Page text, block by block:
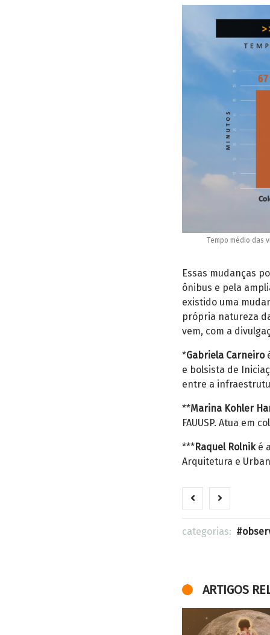
Tempo médio das
Essas mudanças
ônibus e pela
existido uma
própria natureza
vem, com a
*Gabriela Carneiro
e bolsista de
entre a
**Marina Kohler
FAUUSP. Atua em
*** Raquel Rolniké
Arquitetura e
categorias:
ARTIGOS